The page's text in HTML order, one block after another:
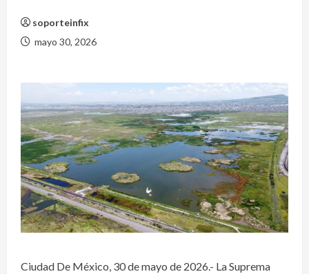
soporteinfix
mayo 30, 2026
Ciudad De México, 30 de mayo de 2026.- La Suprema